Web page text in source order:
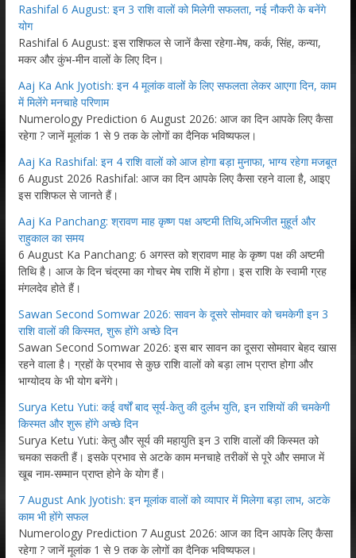
Rashifal 6 August: इन 3 राशि वालों को मिलेगी सफलता, नई नौकरी के बनेंगे
योग
Rashifal 6 August: इस राशिफल से जानें कैसा रहेगा-मेष, कर्क, सिंह, कन्या,
मकर और कुंभ-मीन वालों के लिए दिन।
Aaj Ka Ank Jyotish: इन 4 मूलांक वालों के लिए सफलता लेकर आएगा दिन, काम
में मिलेंगे मनचाहे परिणाम
Numerology Prediction 6 August 2026: आज का दिन आपके लिए कैसा
रहेगा ? जानें मूलांक 1 से 9 तक के लोगों का दैनिक भविष्यफल।
Aaj Ka Rashifal: इन 4 राशि वालों को आज होगा बड़ा मुनाफा, भाग्य रहेगा मजबूत
6 August 2026 Rashifal: आज का दिन आपके लिए कैसा रहने वाला है, आइए
इस राशिफल से जानते हैं।
Aaj Ka Panchang: श्रावण माह कृष्ण पक्ष अष्टमी तिथि,अभिजीत मुहूर्त और
राहुकाल का समय
6 August Ka Panchang: 6 अगस्त को श्रावण माह के कृष्ण पक्ष की अष्टमी
तिथि है। आज के दिन चंद्रमा का गोचर मेष राशि में होगा। इस राशि के स्वामी ग्रह
मंगलदेव होते हैं।
Sawan Second Somwar 2026: सावन के दूसरे सोमवार को चमकेगी इन 3
राशि वालों की किस्मत, शुरू होंगे अच्छे दिन
Sawan Second Somwar 2026: इस बार सावन का दूसरा सोमवार बेहद खास
रहने वाला है। ग्रहों के प्रभाव से कुछ राशि वालों को बड़ा लाभ प्राप्त होगा और
भाग्योदय के भी योग बनेंगे।
Surya Ketu Yuti: कई वर्षों बाद सूर्य-केतु की दुर्लभ युति, इन राशियों की चमकेगी
किस्मत और शुरू होंगे अच्छे दिन
Surya Ketu Yuti: केतु और सूर्य की महायुति इन 3 राशि वालों की किस्मत को
चमका सकती हैं। इसके प्रभाव से अटके काम मनचाहे तरीकों से पूरे और समाज में
खूब नाम-सम्मान प्राप्त होने के योग हैं।
7 August Ank Jyotish: इन मूलांक वालों को व्यापार में मिलेगा बड़ा लाभ, अटके
काम भी होंगे सफल
Numerology Prediction 7 August 2026: आज का दिन आपके लिए कैसा
रहेगा ? जानें मूलांक 1 से 9 तक के लोगों का दैनिक भविष्यफल।